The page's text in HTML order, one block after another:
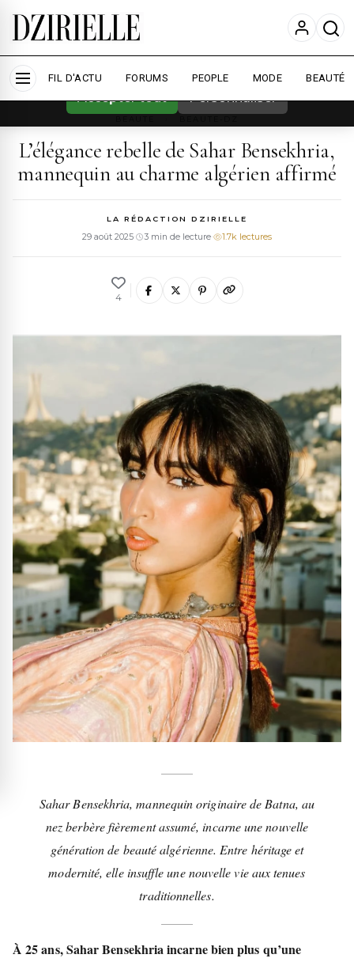
Nous utilisons des cookies pour améliorer
votre expérience et mesurer l'audience. En
Accepter tout Personnaliser
FIL D'ACTU FORUMS PEOPLE MODE BEAUTÉ
L’élégance rebelle de Sahar Bensekhria,
mannequin au charme algérien affirmé
LA RÉDACTION DZIRIELLE
29 août 2025· 3 min de lecture· 1.7k lectures
4
Sahar Bensekhria, mannequin originaire de Batna, au
nez berbère fièrement assumé, incarne une nouvelle
génération de beauté algérienne. Entre héritage et
modernité, elle insuffle une nouvelle vie aux tenues
traditionnelles.
À 25 ans,Sahar Bensekhriaincarne bien plus qu’une